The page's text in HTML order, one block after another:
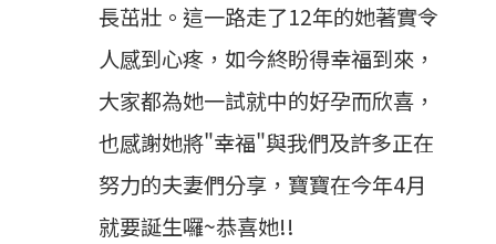
長茁壯。這一路走了12年的她著實令
人感到心疼，如今終盼得幸福到來，
大家都為她一試就中的好孕而欣喜，
也感謝她將"幸福"與我們及許多正在
努力的夫妻們分享，寶寶在今年4月
就要誕生囉~恭喜她!!